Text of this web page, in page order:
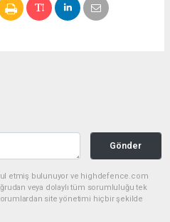
Gönder
etmiş bulunuyor ve highdefence.com
veya dolaylı tüm sorumluluğu tek
site yönetimi hiçbir şekilde